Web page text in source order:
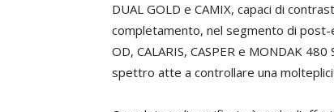
DUAL GOLD e CAMIX, capaci di
completamento, nel segmento di post-
OD, CALARIS, CASPER e MONDAK
spettro atte a controllare una